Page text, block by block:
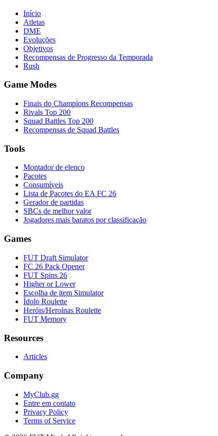
Início
Atletas
DME
Evoluções
Objetivos
Recompensas de Progresso da Temporada
Rush
Game Modes
Finais do Champions Recompensas
Rivals Top 200
Squad Battles Top 200
Recompensas de Squad Battles
Tools
Montador de elenco
Pacotes
Consumíveis
Lista de Pacotes do EA FC 26
Gerador de partidas
SBCs de melhor valor
Jogadores mais baratos por classificação
Games
FUT Draft Simulator
FC 26 Pack Opener
FUT Spins 26
Higher or Lower
Escolha de item Simulator
Ídolo Roulette
Heróis/Heroínas Roulette
FUT Memory
Resources
Articles
Company
MyClub.gg
Entre em contato
Privacy Policy
Terms of Service